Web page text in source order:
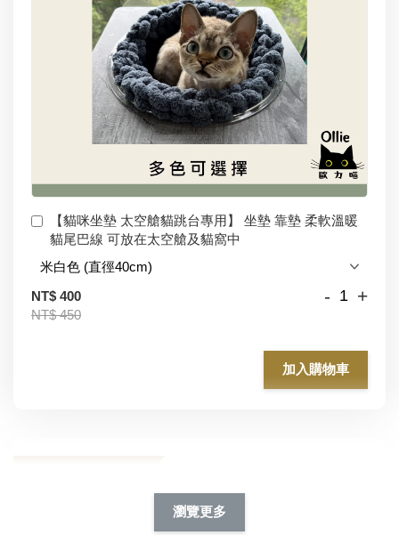
【貓咪坐墊 太空艙貓跳台專用】 坐墊 靠墊 柔軟溫暖
貓尾巴線 可放在太空艙及貓窩中
NT$ 400
NT$ 450
- +
加入購物車
瀏覽更多